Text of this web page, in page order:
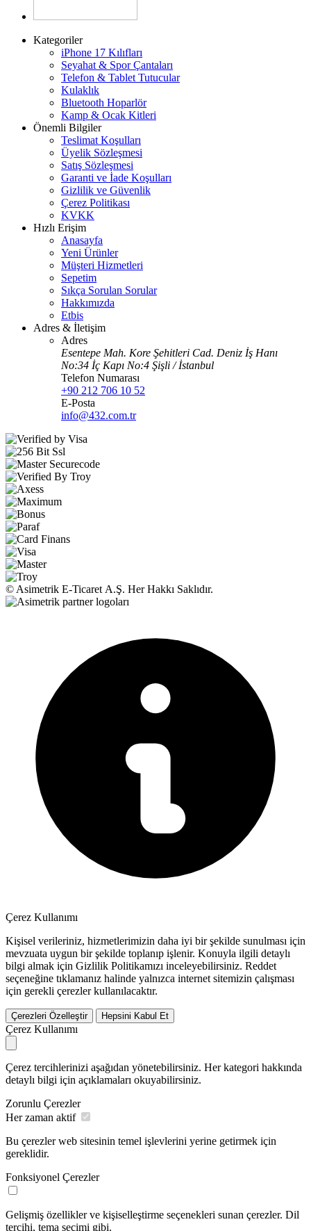
Kategoriler
iPhone 17 Kılıfları
Seyahat & Spor Çantaları
Telefon & Tablet Tutucular
Kulaklık
Bluetooth Hoparlör
Kamp & Ocak Kitleri
Önemli Bilgiler
Teslimat Koşulları
Üyelik Sözleşmesi
Satış Sözleşmesi
Garanti ve İade Koşulları
Gizlilik ve Güvenlik
Çerez Politikası
KVKK
Hızlı Erişim
Anasayfa
Yeni Ürünler
Müşteri Hizmetleri
Sepetim
Sıkça Sorulan Sorular
Hakkımızda
Etbis
Adres & İletişim
Adres
Esentepe Mah. Kore Şehitleri Cad. Deniz İş Hanı
No:34 İç Kapı No:4 Şişli / İstanbul
Telefon Numarası
+90 212 706 10 52
E-Posta
info@432.com.tr
© Asimetrik E‑Ticaret A.Ş. Her Hakkı Saklıdır.
Çerez Kullanımı
Kişisel verileriniz, hizmetlerimizin daha iyi bir şekilde sunulması için
mevzuata uygun bir şekilde toplanıp işlenir. Konuyla ilgili detaylı
bilgi almak için Gizlilik Politikamızı inceleyebilirsiniz. Reddet
seçeneğine tıklamanız halinde yalnızca internet sitemizin çalışması
için gerekli çerezler kullanılacaktır.
Çerezleri Özelleştir Hepsini Kabul Et
Çerez Kullanımı
Çerez tercihlerinizi aşağıdan yönetebilirsiniz. Her kategori hakkında
detaylı bilgi için açıklamaları okuyabilirsiniz.
Zorunlu Çerezler
Her zaman aktif
Bu çerezler web sitesinin temel işlevlerini yerine getirmek için
gereklidir.
Fonksiyonel Çerezler
Gelişmiş özellikler ve kişiselleştirme seçenekleri sunan çerezler. Dil
tercihi, tema seçimi gibi.